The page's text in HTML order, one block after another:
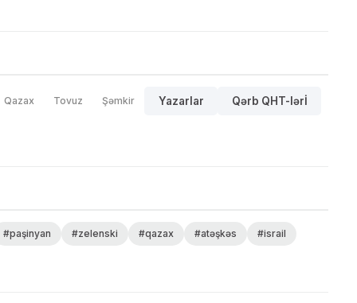
Qazax Tovuz Şəmkir Yazarlar Qərb QHT-lərİ
#paşinyan #zelenski #qazax #atəşkəs #israil